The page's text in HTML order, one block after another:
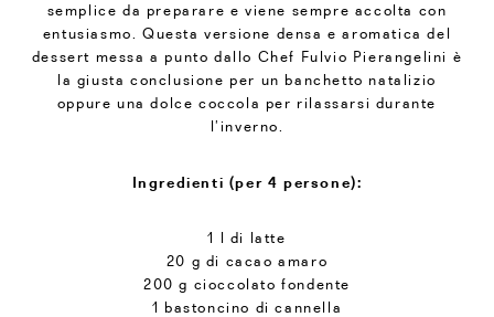
semplice da preparare e viene sempre accolta con
entusiasmo. Questa versione densa e aromatica del
dessert messa a punto dallo Chef Fulvio Pierangelini è
la giusta conclusione per un banchetto natalizio
oppure una dolce coccola per rilassarsi durante
l’inverno.
Ingredienti (per 4 persone):
1 l di latte
20 g di cacao amaro
200 g cioccolato fondente
1 bastoncino di cannella